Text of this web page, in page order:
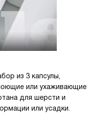
из 3 капсулы,
или ухаживающие
для шерсти и
или усадки.